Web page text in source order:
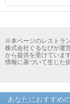
※本ページのレストラン
株式会社ぐるなびが運
から提供を受けていま
情報に基づいて生じた
あなたにおすすめ